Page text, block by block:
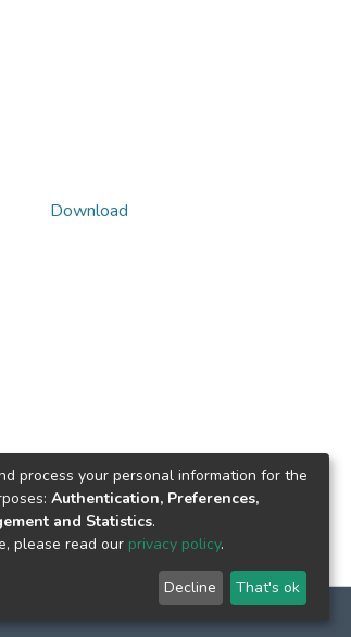
Download
process your personal information for the
Authentication, Preferences,
and Statistics.
please read our privacy policy.
Decline That's ok